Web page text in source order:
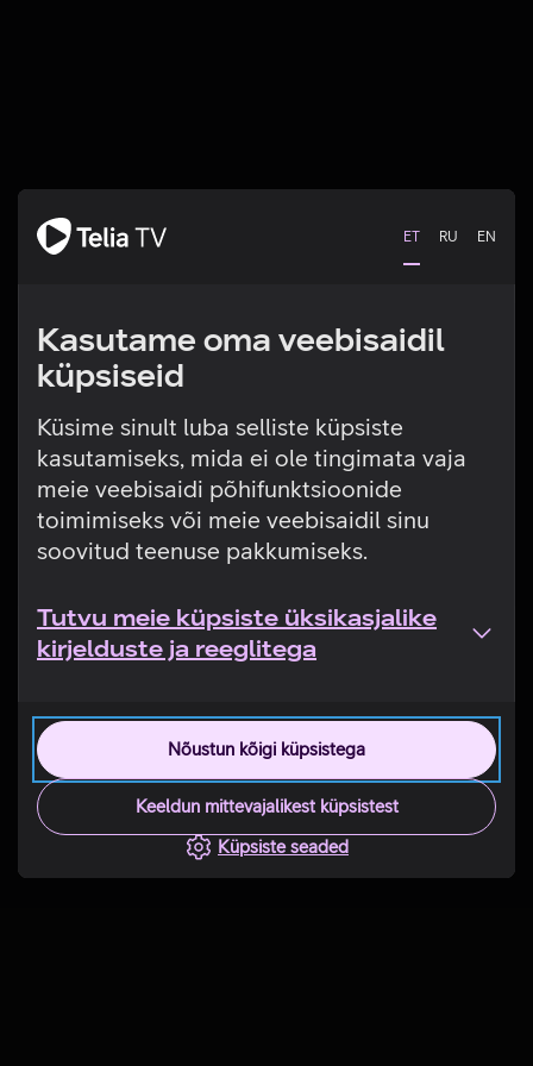
ET RU EN
Kasutame oma veebisaidil
küpsiseid
Küsime sinult luba selliste küpsiste
kasutamiseks, mida ei ole tingimata vaja
meie veebisaidi põhifunktsioonide
toimimiseks või meie veebisaidil sinu
soovitud teenuse pakkumiseks.
Tutvu meie küpsiste üksikasjalike
kirjelduste ja reeglitega
Nõustun kõigi küpsistega
Keeldun mittevajalikest küpsistest
Küpsiste seaded
Tehniline viga